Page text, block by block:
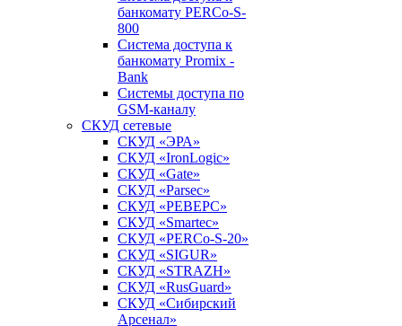
банкомату PERCo-S-
800
Система доступа к
банкомату Promix -
Bank
Системы доступа по
GSM-каналу
СКУД сетевые
СКУД «ЭРА»
СКУД «IronLogic»
СКУД «Gate»
СКУД «Parsec»
СКУД «РЕВЕРС»
СКУД «Smartec»
СКУД «PERCo-S-20»
СКУД «SIGUR»
СКУД «STRAZH»
СКУД «RusGuard»
СКУД «Сибирский
Арсенал»